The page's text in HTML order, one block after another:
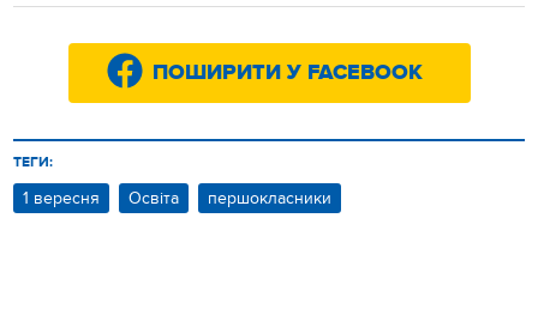
ПОШИРИТИ У FACEBOOK
ТЕГИ:
1 вересня Освіта першокласники